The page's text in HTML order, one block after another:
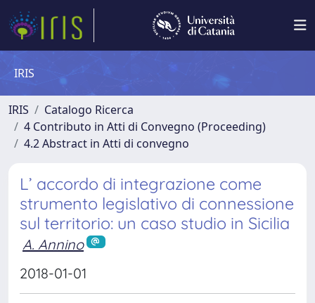
IRIS
IRIS
Catalogo Ricerca
4 Contributo in Atti di Convegno (Proceeding)
4.2 Abstract in Atti di convegno
L’ accordo di integrazione come
strumento legislativo di connessione
sul territorio: un caso studio in Sicilia
A. Annino
2018-01-01